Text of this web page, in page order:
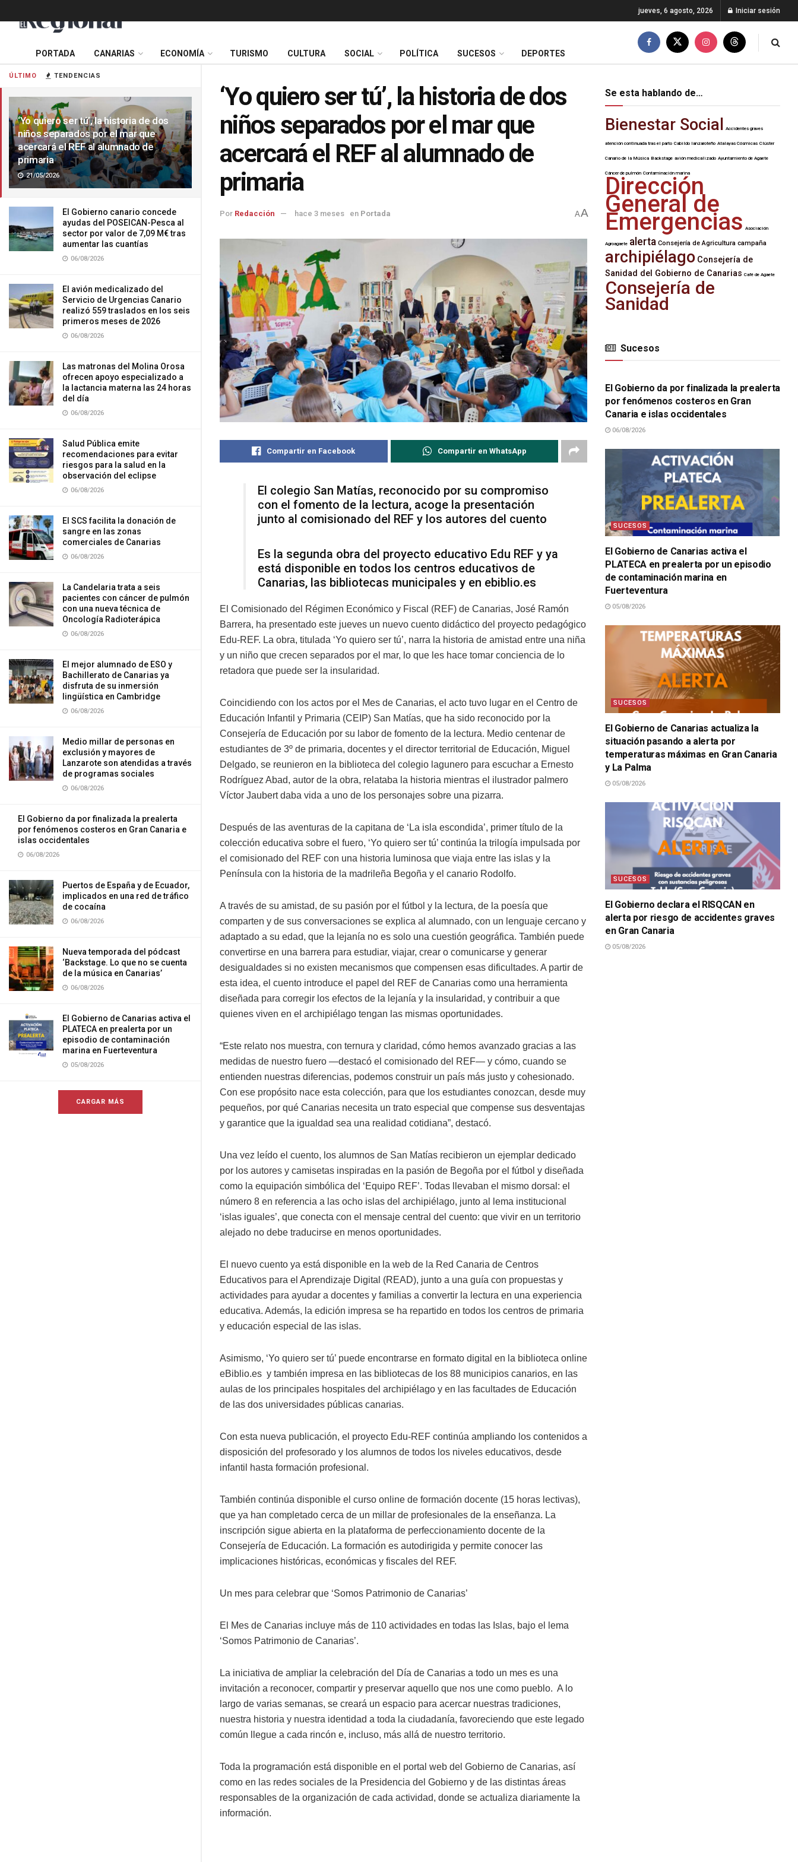
ÚLTIMO TENDENCIAS
‘Yo quiero ser tú’, la historia de dos
niños separados por el mar que
acercará el REF al alumnado de
primaria
21/05/2026
El Gobierno canario concede
ayudas del POSEICAN-Pesca al
sector por valor de 7,09 M€ tras
aumentar las cuantías
06/08/2026
El avión medicalizado del
Servicio de Urgencias Canario
realizó 559 traslados en los seis
primeros meses de 2026
06/08/2026
Las matronas del Molina Orosa
ofrecen apoyo especializado a
la lactancia materna las 24 horas
del día
06/08/2026
Salud Pública emite
recomendaciones para evitar
riesgos para la salud en la
observación del eclipse
06/08/2026
El SCS facilita la donación de
sangre en las zonas
comerciales de Canarias
06/08/2026
La Candelaria trata a seis
pacientes con cáncer de pulmón
con una nueva técnica de
Oncología Radioterápica
06/08/2026
El mejor alumnado de ESO y
Bachillerato de Canarias ya
disfruta de su inmersión
lingüística en Cambridge
06/08/2026
Medio millar de personas en
exclusión y mayores de
Lanzarote son atendidas a través
de programas sociales
06/08/2026
El Gobierno da por finalizada la prealerta
por fenómenos costeros en Gran Canaria e
islas occidentales
06/08/2026
Puertos de España y de Ecuador,
implicados en una red de tráfico
de cocaína
06/08/2026
Nueva temporada del pódcast
‘Backstage. Lo que no se cuenta
de la música en Canarias’
06/08/2026
El Gobierno de Canarias activa el
PLATECA en prealerta por un
episodio de contaminación
marina en Fuerteventura
05/08/2026
CARGAR MÁS
jueves, 6 agosto, 2026 Iniciar sesión
PORTADA CANARIAS ECONOMÍA TURISMO CULTURA SOCIAL POLÍTICA SUCESOS DEPORTES
‘Yo quiero ser tú’, la historia de dos
niños separados por el mar que
acercará el REF al alumnado de
primaria
Por Redacción hace 3 meses en Portada AA
Compartir en Facebook Compartir en WhatsApp
El colegio San Matías, reconocido por su compromiso
con el fomento de la lectura, acoge la presentación
junto al comisionado del REF y los autores del cuento
Es la segunda obra del proyecto educativo Edu REF y ya
está disponible en todos los centros educativos de
Canarias, las bibliotecas municipales y en ebiblio.es
El Comisionado del Régimen Económico y Fiscal (REF) de Canarias, José Ramón
Barrera, ha presentado este jueves un nuevo cuento didáctico del proyecto pedagógico
Edu-REF. La obra, titulada ‘Yo quiero ser tú’, narra la historia de amistad entre una niña
y un niño que crecen separados por el mar, lo que les hace tomar conciencia de lo
retadora que puede ser la insularidad.
Coincidiendo con los actos por el Mes de Canarias, el acto tuvo lugar en el Centro de
Educación Infantil y Primaria (CEIP) San Matías, que ha sido reconocido por la
Consejería de Educación por su labor de fomento de la lectura. Medio centenar de
estudiantes de 3º de primaria, docentes y el director territorial de Educación, Miguel
Delgado, se reunieron en la biblioteca del colegio lagunero para escuchar a Ernesto
Rodríguez Abad, autor de la obra, relataba la historia mientras el ilustrador palmero
Víctor Jaubert daba vida a uno de los personajes sobre una pizarra.
Después de las aventuras de la capitana de ‘La isla escondida’, primer título de la
colección educativa sobre el fuero, ‘Yo quiero ser tú’ continúa la trilogía impulsada por
el comisionado del REF con una historia luminosa que viaja entre las islas y la
Península con la historia de la madrileña Begoña y el canario Rodolfo.
A través de su amistad, de su pasión por el fútbol y la lectura, de la poesía que
comparten y de sus conversaciones se explica al alumnado, con un lenguaje cercano y
adaptado a su edad, que la lejanía no es solo una cuestión geográfica. También puede
convertirse en una barrera para estudiar, viajar, crear o comunicarse y generar
desigualdades si no existen mecanismos que compensen esas dificultades. A partir de
esta idea, el cuento introduce el papel del REF de Canarias como una herramienta
diseñada para corregir los efectos de la lejanía y la insularidad, y contribuir a que
quienes viven en el archipiélago tengan las mismas oportunidades.
“Este relato nos muestra, con ternura y claridad, cómo hemos avanzado gracias a las
medidas de nuestro fuero —destacó el comisionado del REF— y cómo, cuando se
entienden nuestras diferencias, podemos construir un país más justo y cohesionado.
Con ese propósito nace esta colección, para que los estudiantes conozcan, desde muy
pequeños, por qué Canarias necesita un trato especial que compense sus desventajas
y garantice que la igualdad sea una realidad cotidiana”, destacó.
Una vez leído el cuento, los alumnos de San Matías recibieron un ejemplar dedicado
por los autores y camisetas inspiradas en la pasión de Begoña por el fútbol y diseñada
como la equipación simbólica del ‘Equipo REF’. Todas llevaban el mismo dorsal: el
número 8 en referencia a las ocho islas del archipiélago, junto al lema institucional
‘islas iguales’, que conecta con el mensaje central del cuento: que vivir en un territorio
alejado no debe traducirse en menos oportunidades.
El nuevo cuento ya está disponible en la web de la Red Canaria de Centros
Educativos para el Aprendizaje Digital (READ), junto a una guía con propuestas y
actividades para ayudar a docentes y familias a convertir la lectura en una experiencia
educativa. Además, la edición impresa se ha repartido en todos los centros de primaria
y educación especial de las islas.
Asimismo, ‘Yo quiero ser tú’ puede encontrarse en formato digital en la biblioteca online
eBiblio.es y también impresa en las bibliotecas de los 88 municipios canarios, en las
aulas de los principales hospitales del archipiélago y en las facultades de Educación
de las dos universidades públicas canarias.
Con esta nueva publicación, el proyecto Edu-REF continúa ampliando los contenidos a
disposición del profesorado y los alumnos de todos los niveles educativos, desde
infantil hasta formación profesional.
También continúa disponible el curso online de formación docente (15 horas lectivas),
que ya han completado cerca de un millar de profesionales de la enseñanza. La
inscripción sigue abierta en la plataforma de perfeccionamiento docente de la
Consejería de Educación. La formación es autodirigida y permite conocer las
implicaciones históricas, económicas y fiscales del REF.
Un mes para celebrar que ‘Somos Patrimonio de Canarias’
El Mes de Canarias incluye más de 110 actividades en todas las Islas, bajo el lema
‘Somos Patrimonio de Canarias’.
La iniciativa de ampliar la celebración del Día de Canarias a todo un mes es una
invitación a reconocer, compartir y preservar aquello que nos une como pueblo. A lo
largo de varias semanas, se creará un espacio para acercar nuestras tradiciones,
nuestra historia y nuestra identidad a toda la ciudadanía, favoreciendo que este legado
común llegue a cada rincón e, incluso, más allá de nuestro territorio.
Toda la programación está disponible en el portal web del Gobierno de Canarias, así
como en las redes sociales de la Presidencia del Gobierno y de las distintas áreas
responsables de la organización de cada actividad, donde se actualiza diariamente la
información.
Se esta hablando de…
Bienestar Social Accidentes graves
atención continuada tras el parto Cabildo lanzaroteño Atalayas Cósmicas Clúster
Canario de la Música Backstage avión medicalizado Ayuntamiento de Agaete
Cáncer de pulmón Contaminación marina
Dirección
General de
Emergencias Asociación
Agroagaete alerta Consejería de Agricultura campaña
archipiélago Consejería de
Sanidad del Gobierno de Canarias Café de Agaete
Consejería de
Sanidad
Sucesos
SUCESOS
El Gobierno da por finalizada la prealerta
por fenómenos costeros en Gran
Canaria e islas occidentales
06/08/2026
SUCESOS
El Gobierno de Canarias activa el
PLATECA en prealerta por un episodio
de contaminación marina en
Fuerteventura
05/08/2026
SUCESOS
El Gobierno de Canarias actualiza la
situación pasando a alerta por
temperaturas máximas en Gran Canaria
y La Palma
05/08/2026
SUCESOS
El Gobierno declara el RISQCAN en
alerta por riesgo de accidentes graves
en Gran Canaria
05/08/2026